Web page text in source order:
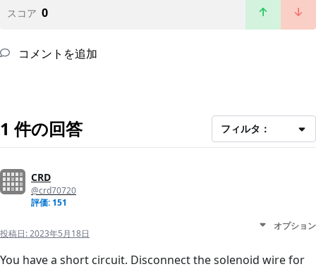
スコア 0
コメントを追加
1 件の回答 フィルタ：
CRD
@crd70720
評価: 151
投稿日:2023年5月18日
オプション
You have a short circuit. Disconnect the solenoid wire for